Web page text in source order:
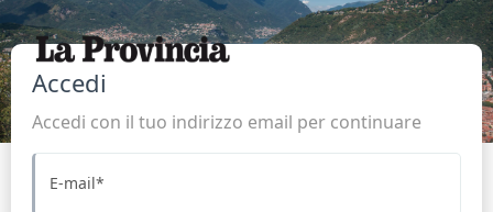
Accedi
Accedi con il tuo indirizzo email per continuare
E-mail*